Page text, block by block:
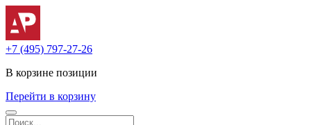
+7 (495) 797-27-26
В корзине позиции
Перейти в корзину